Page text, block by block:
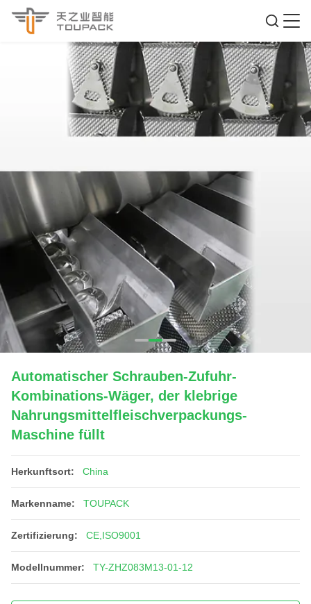
Automatischer Schrauben-Zufuhr-
Kombinations-Wäger, der klebrige
Nahrungsmittelfleischverpackungs-
Maschine füllt
Herkunftsort: China
Markenname: TOUPACK
Zertifizierung: CE,ISO9001
Modellnummer: TY-ZHZ083M13-01-12